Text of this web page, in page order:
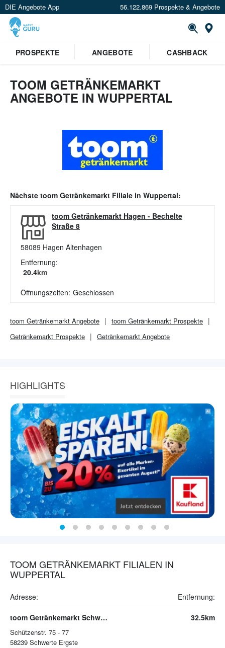
DIE Angebote App 56.122.869 Prospekte & Angebote
PROSPEKTE
ANGEBOTE CASHBACK
TOOM GETRÄNKEMARKT
ANGEBOTE IN WUPPERTAL
Nächste toom Getränkemarkt Filiale in Wuppertal:
toom Getränkemarkt Hagen - Bechelte
Straße 8
58089 Hagen Altenhagen
Entfernung:
20.4km
Öffnungszeiten: Geschlossen
toom Getränkemarkt Angebote toom Getränkemarkt Prospekte
Getränkemarkt Prospekte Getränkemarkt Angebote
HIGHLIGHTS
TOOM GETRÄNKEMARKT FILIALEN IN
WUPPERTAL
Adresse: Entfernung:
toom Getränkemarkt Schwerte
Schützenstr. 75 - 77
58239 Schwerte Ergste
32.5km